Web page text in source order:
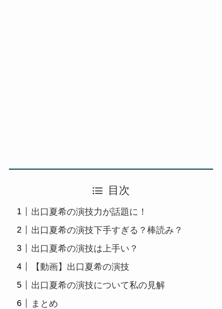
目次
出口夏希の演技力が話題に！
出口夏希の演技下手すぎる？棒読み？
出口夏希の演技は上手い？
【動画】出口夏希の演技
出口夏希の演技について私の見解
まとめ